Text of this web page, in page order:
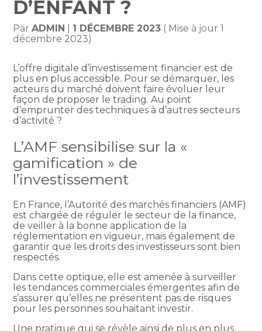
D’ENFANT ?
ParADMIN 1 DÉCEMBRE 2023 ( Mise à jour 1
décembre 2023)
L’offre digitale d’investissement financier est de
plus en plus accessible. Pour se démarquer, les
acteurs du marché doivent faire évoluer leur
façon de proposer le trading. Au point
d’emprunter des techniques à d’autres secteurs
d’activité ?
L’AMF sensibilise sur la «
gamification » de
l’investissement
En France, l’Autorité des marchés financiers (AMF)
est chargée de réguler le secteur de la finance,
de veiller à la bonne application de la
réglementation en vigueur, mais également de
garantir que les droits des investisseurs sont bien
respectés.
Dans cette optique, elle est amenée à surveiller
les tendances commerciales émergentes afin de
s’assurer qu’elles ne présentent pas de risques
pour les personnes souhaitant investir.
Une pratique qui se révèle ainsi de plus en plus